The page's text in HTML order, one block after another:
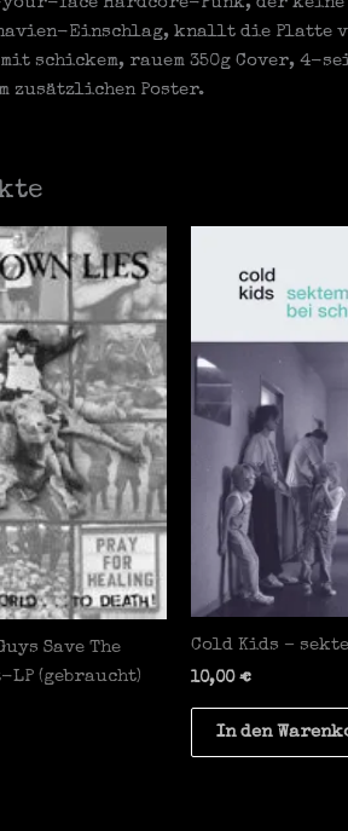
Einschlag, knallt die Platte
mit schickem, rauem 350g Cover,
zusätzlichen Poster.
Save The
(gebraucht)
Cold Kids –
10,00€
In den